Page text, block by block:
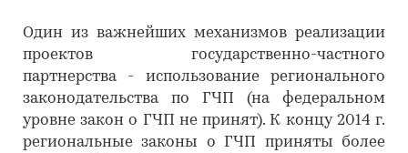
Один из важнейших механизмов реализации
проектов государственно-частного
партнерства - использование регионального
законодательства по ГЧП (на федеральном
уровне закон о ГЧП не принят). К концу 2014 г.
региональные законы о ГЧП приняты более